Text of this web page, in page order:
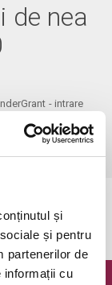
și
și pentru
partenerilor de
informații cu
de nea
- intrare